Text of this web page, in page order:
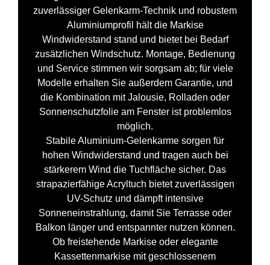
zuverlässiger Gelenkarm-Technik und robustem
Aluminiumprofil hält die Markise
Windwiderstand stand und bietet bei Bedarf
zusätzlichen Windschutz. Montage, Bedienung
und Service stimmen wir sorgsam ab; für viele
Modelle erhalten Sie außerdem Garantie, und
die Kombination mit Jalousie, Rolladen oder
Sonnenschutzfolie am Fenster ist problemlos
möglich.
Stabile Aluminium-Gelenkarme sorgen für
hohen Windwiderstand und tragen auch bei
stärkerem Wind die Tuchfläche sicher. Das
strapazierfähige Acryltuch bietet zuverlässigen
UV-Schutz und dämpft intensive
Sonneneinstrahlung, damit Sie Terrasse oder
Balkon länger und entspannter nutzen können.
Ob freistehende Markise oder elegante
Kassettenmarkise mit geschlossenem